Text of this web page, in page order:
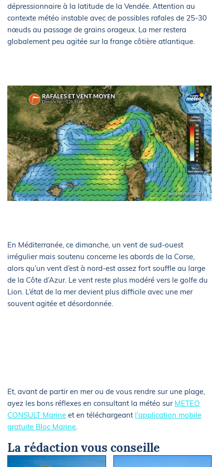
dépressionnaire à la latitude de la Vendée. Attention au
contexte météo instable avec de possibles rafales de 25-30
nœuds au passage de grains orageux. La mer restera
globalement peu agitée sur la frange côtière atlantique.
En Méditerranée, ce dimanche, un vent de sud-ouest
irrégulier mais soutenu concerne les abords de la Corse,
alors qu’un vent d’est à nord-est assez fort souffle au large
de la Côte d’Azur. Le vent reste plus modéré vers le golfe du
Lion. L’état de la mer devient plus difficile avec une mer
souvent agitée et désordonnée.
Et, avant de partir en mer ou de vous rendre sur une plage,
ayez les bons réflexes en consultant la météo sur METEO
CONSULT Marine et en téléchargeant l'application mobile
gratuite Bloc Marine
La rédaction vous conseille